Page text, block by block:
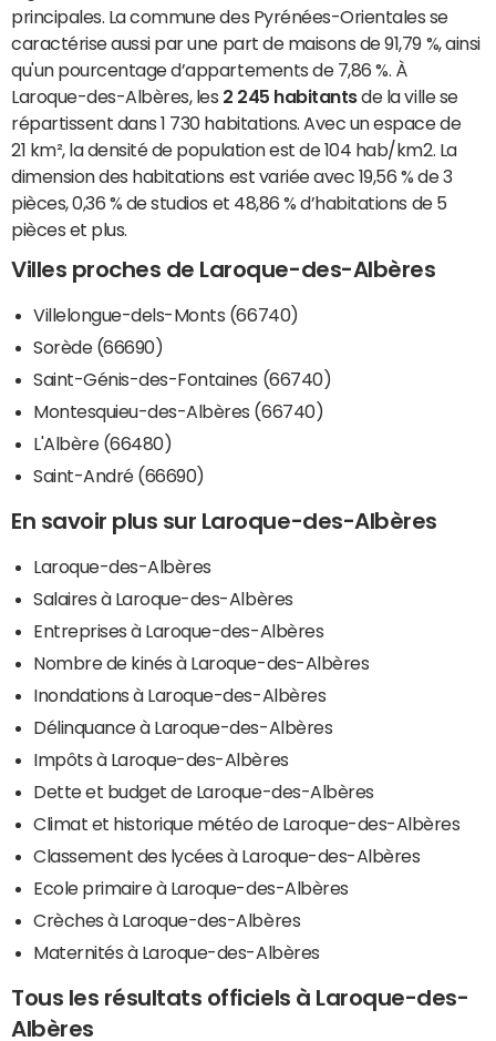
principales. La commune des Pyrénées-Orientales se
caractérise aussi par une part de maisons de 91,79 %, ainsi
qu'un pourcentage d’appartements de 7,86 %. À
Laroque-des-Albères, les 2 245 habitantsde la ville se
répartissent dans 1 730 habitations. Avec un espace de
21 km², la densité de population est de 104 hab/km2. La
dimension des habitations est variée avec 19,56 % de 3
pièces, 0,36 % de studios et 48,86 % d’habitations de 5
pièces et plus.
Villes proches de Laroque-des-Albères
Villelongue-dels-Monts (66740)
Sorède (66690)
Saint-Génis-des-Fontaines (66740)
Montesquieu-des-Albères (66740)
L'Albère (66480)
Saint-André (66690)
En savoir plus sur Laroque-des-Albères
Laroque-des-Albères
Salaires à Laroque-des-Albères
Entreprises à Laroque-des-Albères
Nombre de kinés à Laroque-des-Albères
Inondations à Laroque-des-Albères
Délinquance à Laroque-des-Albères
Impôts à Laroque-des-Albères
Dette et budget de Laroque-des-Albères
Climat et historique météo de Laroque-des-Albères
Classement des lycées à Laroque-des-Albères
Ecole primaire à Laroque-des-Albères
Crèches à Laroque-des-Albères
Maternités à Laroque-des-Albères
Tous les résultats officiels à Laroque-des-
Albères